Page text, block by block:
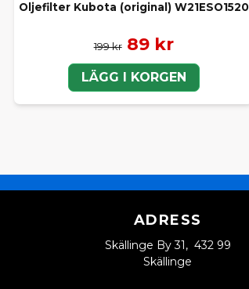
Oljefilter Kubota (original) W21ESO1520
199 kr 89 kr
LÄGG I KORGEN
ADRESS
Skällinge By 31, 432 99
Skällinge